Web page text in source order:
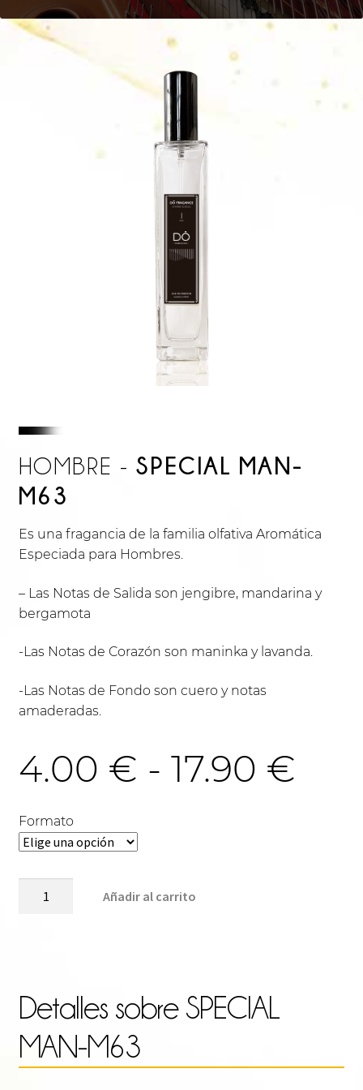
HOMBRE - SPECIAL MAN-
M63
Es una fragancia de la familia olfativa Aromática
Especiada para Hombres.
– Las Notas de Salida son jengibre, mandarina y
bergamota
-Las Notas de Corazón son maninka y lavanda.
-Las Notas de Fondo son cuero y notas
amaderadas.
4.00 € - 17.90 €
Formato
Añadir al carrito
Detalles sobre SPECIAL
MAN-M63